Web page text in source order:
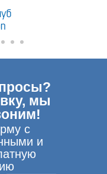
мы
с
и